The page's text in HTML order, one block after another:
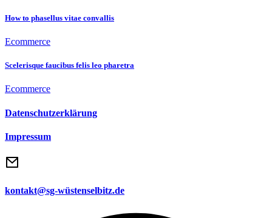
How to phasellus vitae convallis
Ecommerce
Scelerisque faucibus felis leo pharetra
Ecommerce
Datenschutzerklärung
Impressum
kontakt@sg-wüstenselbitz.de